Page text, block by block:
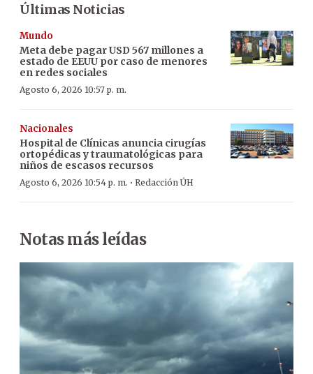
Últimas Noticias
Mundo
Meta debe pagar USD 567 millones a
estado de EEUU por caso de menores
en redes sociales
Agosto 6, 2026 10:57 p. m.
Nacionales
Hospital de Clínicas anuncia cirugías
ortopédicas y traumatológicas para
niños de escasos recursos
Agosto 6, 2026 10:54 p. m. · Redacción ÚH
Notas más leídas